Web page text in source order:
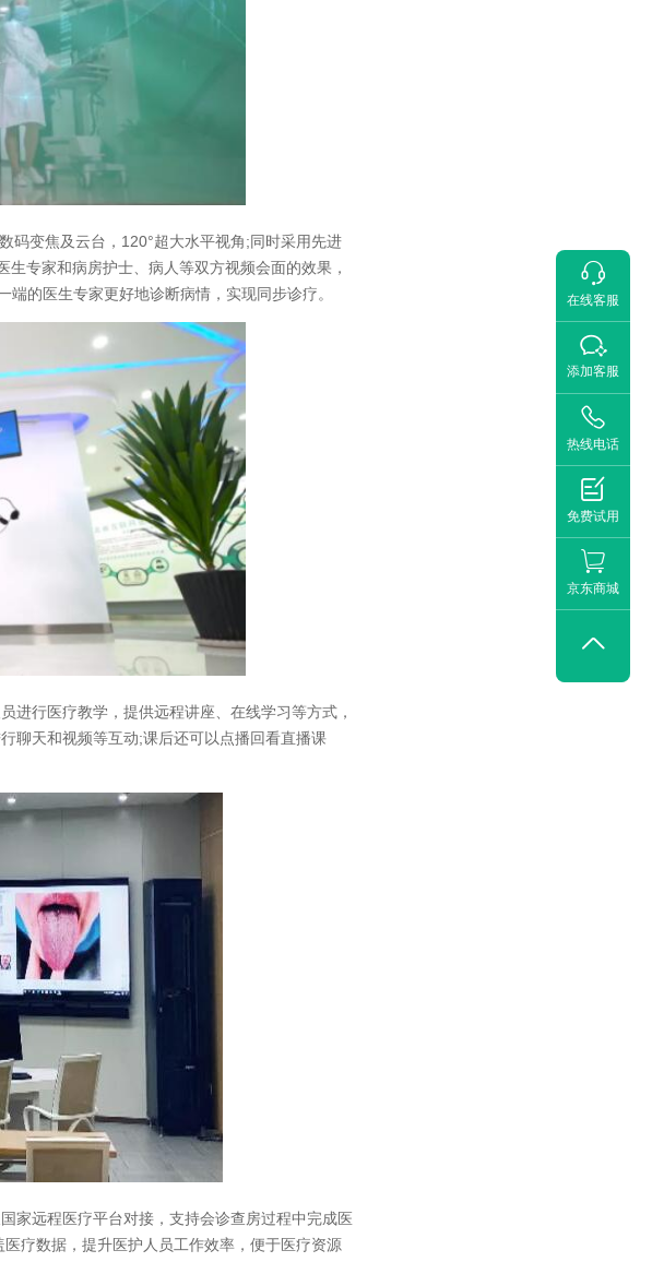
变焦及云台，120°超大水平视角;同时采用先进
专家和病房护士、病人等双方视频会面的效果，
的医生专家更好地诊断病情，实现同步诊疗。
进行医疗教学，提供远程讲座、在线学习等方式，
聊天和视频等互动;课后还可以点播回看直播课
远程医疗平台对接，支持会诊查房过程中完成医
疗数据，提升医护人员工作效率，便于医疗资源

在线客服

添加客服

热线电话

免费试用
京东商城
